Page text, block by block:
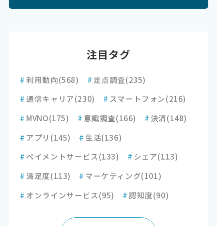
注目タグ
#利用動向(568) # 定点調査(235)
#通信キャリア(230) # スマートフォン(216)
# MVNO(175) # 意識調査(166) # 決済(148)
# アプリ (145) # 生活(136)
# ペイメントサービス(133) # シェア(113)
#満足度(113) # マーケティング(101)
# オンラインサービス(95) #認知度(90)